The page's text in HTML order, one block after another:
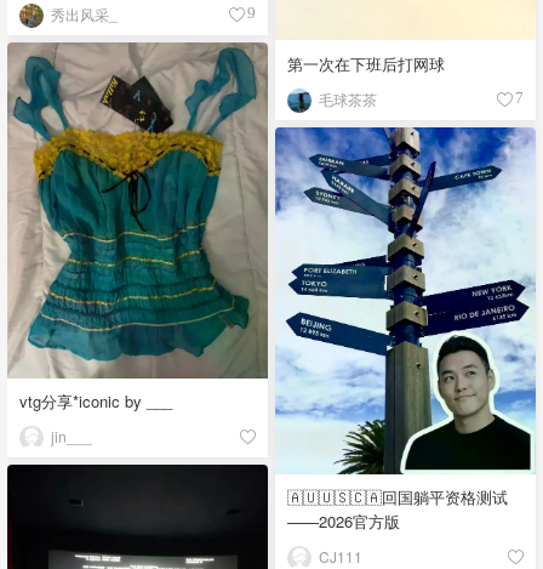
秀出风采_ 9
第一次在下班后打网球
毛球茶茶 7
vtg分享*iconic by ___
jin___
🇦🇺🇺🇸🇨🇦回国躺平资格测试
——2026官方版
CJ111